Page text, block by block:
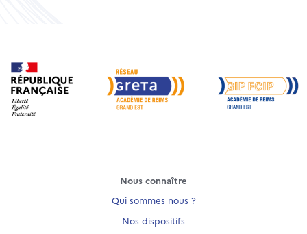
Nous connaître
Qui sommes nous ?
Nos dispositifs